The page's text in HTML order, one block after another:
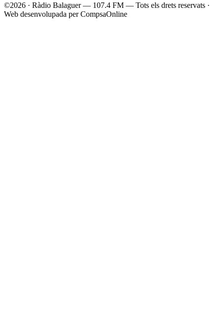
©2026 · Ràdio Balaguer — 107.4 FM — Tots els drets reservats ·
Web desenvolupada per CompsaOnline